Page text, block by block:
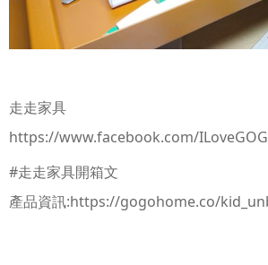
走走家具
https://www.facebook.com/
#走走家具開箱文
產品資訊:https://gogohome.co/